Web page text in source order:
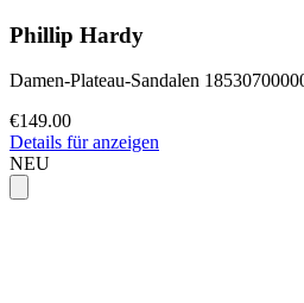
Phillip Hardy
Damen-Plateau-Sandalen
€149.00
Details für anzeigen
NEU